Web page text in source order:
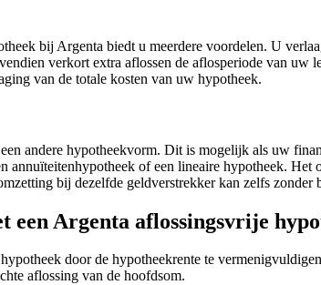
bij Argenta biedt u meerdere voordelen. U
verkort extra aflossen de aflosperiode van
van de totale kosten van uw hypotheek.
andere hypotheekvorm. Dit is mogelijk als uw
annuïteitenhypotheek of een lineaire hypotheek.
bij dezelfde geldverstrekker kan zelfs zonder
een Argenta aflossingsvrije
door de hypotheekrente te
aflossing van de hoofdsom.